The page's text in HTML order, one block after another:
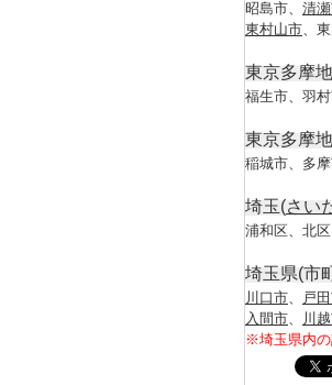
昭島市、 清
東村山市、
東京多摩
福生市、羽村
東京多摩
稲城市、多摩
埼玉(さい
浦和区、北
埼玉県(市
川口市、 戸
入間市、 川
※埼玉県内の